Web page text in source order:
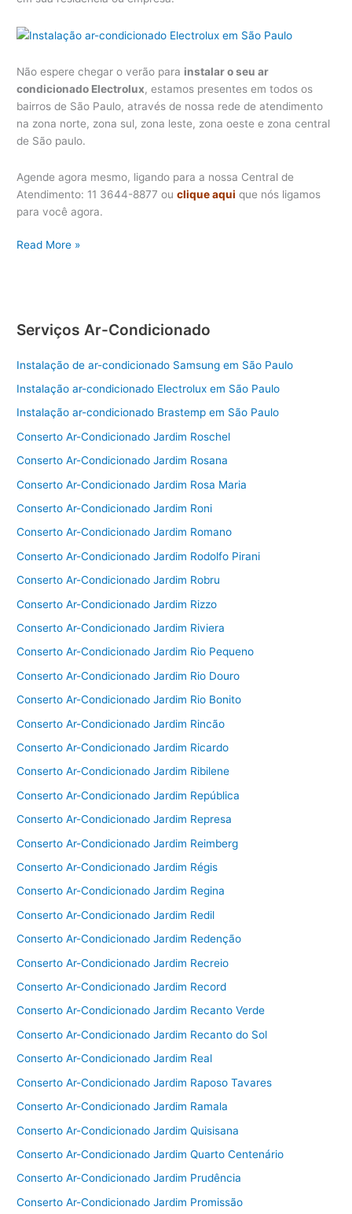
Não espere chegar o verão para instalar o seu ar
condicionado Electrolux, estamos presentes em todos os
bairros de São Paulo, através de nossa rede de atendimento
na zona norte, zona sul, zona leste, zona oeste e zona central
de São paulo.
Agende agora mesmo, ligando para a nossa Central de
Atendimento: 11 3644-8877 ouclique aqui que nós ligamos
para você agora.
Instalação
São
Read More »
Serviços Ar-Condicionado
Instalação de ar-condicionado Samsung em São Paulo
Instalação ar-condicionado Electrolux em São Paulo
Instalação ar-condicionado Brastemp em São Paulo
Conserto Ar-Condicionado Jardim Roschel
Conserto Ar-Condicionado Jardim Rosana
Conserto Ar-Condicionado Jardim Rosa Maria
Conserto Ar-Condicionado Jardim Roni
Conserto Ar-Condicionado Jardim Romano
Conserto Ar-Condicionado Jardim Rodolfo Pirani
Conserto Ar-Condicionado Jardim Robru
Conserto Ar-Condicionado Jardim Rizzo
Conserto Ar-Condicionado Jardim Riviera
Conserto Ar-Condicionado Jardim Rio Pequeno
Conserto Ar-Condicionado Jardim Rio Douro
Conserto Ar-Condicionado Jardim Rio Bonito
Conserto Ar-Condicionado Jardim Rincão
Conserto Ar-Condicionado Jardim Ricardo
Conserto Ar-Condicionado Jardim Ribilene
Conserto Ar-Condicionado Jardim República
Conserto Ar-Condicionado Jardim Represa
Conserto Ar-Condicionado Jardim Reimberg
Conserto Ar-Condicionado Jardim Régis
Conserto Ar-Condicionado Jardim Regina
Conserto Ar-Condicionado Jardim Redil
Conserto Ar-Condicionado Jardim Redenção
Conserto Ar-Condicionado Jardim Recreio
Conserto Ar-Condicionado Jardim Record
Conserto Ar-Condicionado Jardim Recanto Verde
Conserto Ar-Condicionado Jardim Recanto do Sol
Conserto Ar-Condicionado Jardim Real
Conserto Ar-Condicionado Jardim Raposo Tavares
Conserto Ar-Condicionado Jardim Ramala
Conserto Ar-Condicionado Jardim Quisisana
Conserto Ar-Condicionado Jardim Quarto Centenário
Conserto Ar-Condicionado Jardim Prudência
Conserto Ar-Condicionado Jardim Promissão